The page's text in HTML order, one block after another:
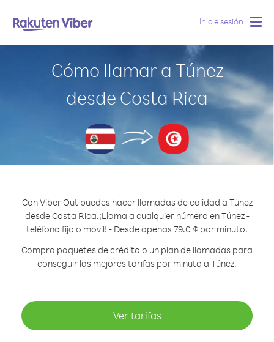
Inicie sesión
Cómo llamar a Túnez
desde Costa Rica
Con Viber Out puedes hacer llamadas de calidad a Túnez
desde Costa Rica.¡Llama a cualquier número en Túnez -
teléfono fijo o móvil! - Desde apenas 79.0 ¢ por minuto.
Compra paquetes de crédito o un plan de llamadas para
conseguir las mejores tarifas por minuto a Túnez.
Ver tarifas